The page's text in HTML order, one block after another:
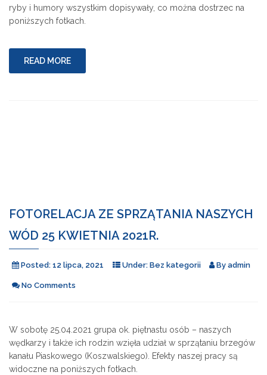
ryby i humory wszystkim dopisywały, co można dostrzec na
poniższych fotkach.
READ MORE
FOTORELACJA ZE SPRZĄTANIA NASZYCH
WÓD 25 KWIETNIA 2021R.
Posted: 12 lipca, 2021 Under: Bez kategorii By admin
No Comments
W sobotę 25.04.2021 grupa ok. piętnastu osób – naszych
wędkarzy i także ich rodzin wzięła udział w sprzątaniu brzegów
kanału Piaskowego (Koszwalskiego). Efekty naszej pracy są
widoczne na poniższych fotkach.